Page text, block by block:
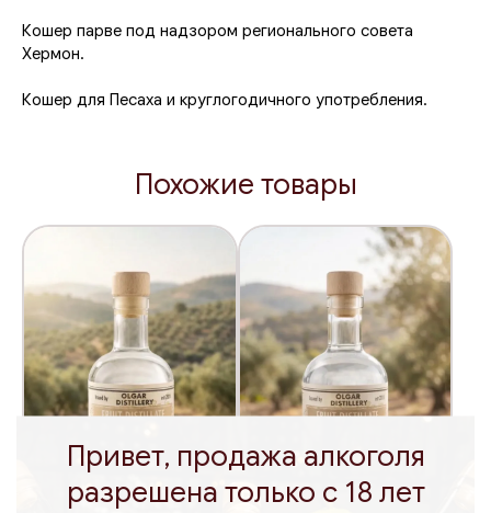
два месяца.
которой спирт очищается от токсинов, и образуется
Кошер парве под надзором регионального совета
Хермон.
Кошер для Песаха и круглогодичного употребления.
Похожие товары
Привет, продажа алкоголя
разрешена только с 18 лет